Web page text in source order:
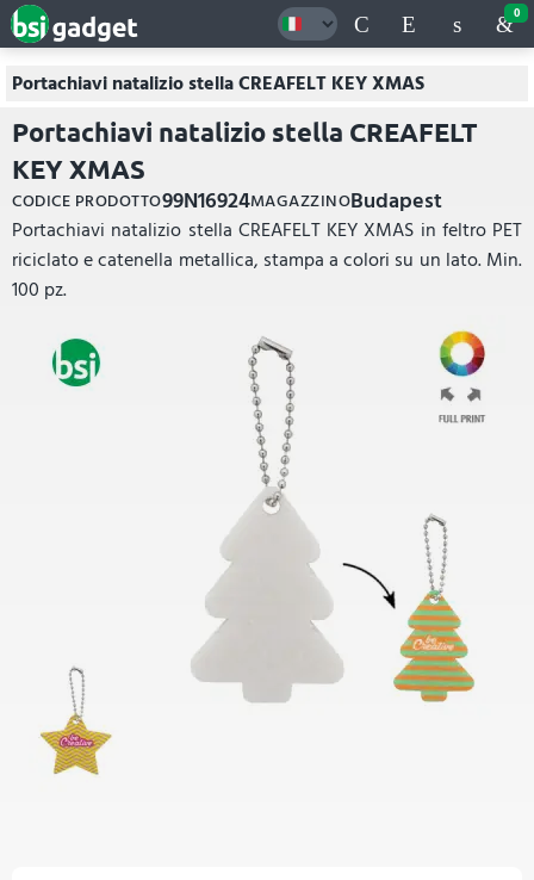
0
Portachiavi natalizio stella CREAFELT KEY XMAS
Portachiavi natalizio stella CREAFELT
KEY XMAS
CODICE PRODOTTO99N16924MAGAZZINOBudapest
Portachiavi natalizio stella CREAFELT KEY XMAS in feltro PET
riciclato e catenella metallica, stampa a colori su un lato. Min.
100 pz.